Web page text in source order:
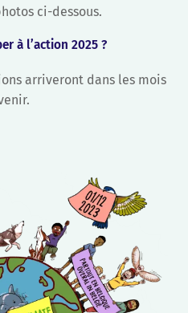
ci-dessous.
à l’action 2025 ?
arriveront dans les mois